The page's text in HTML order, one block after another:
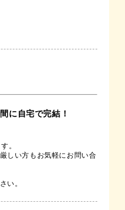
に自宅で完結！
。
しい方もお気軽にお問い合
い。